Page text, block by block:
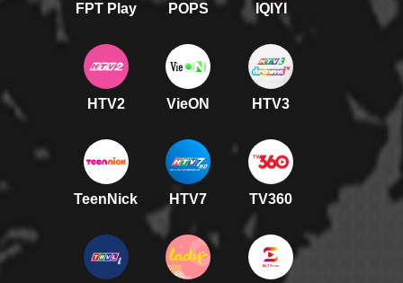
FPT Play POPS IQIYI
HTV2 VieON HTV3
TeenNick HTV7 TV360